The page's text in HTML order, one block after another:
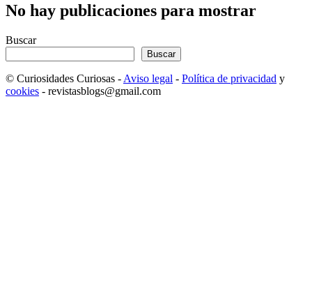
No hay publicaciones para mostrar
Buscar
Buscar
© Curiosidades Curiosas - Aviso legal - Política de privacidad y
cookies - revistasblogs@gmail.com